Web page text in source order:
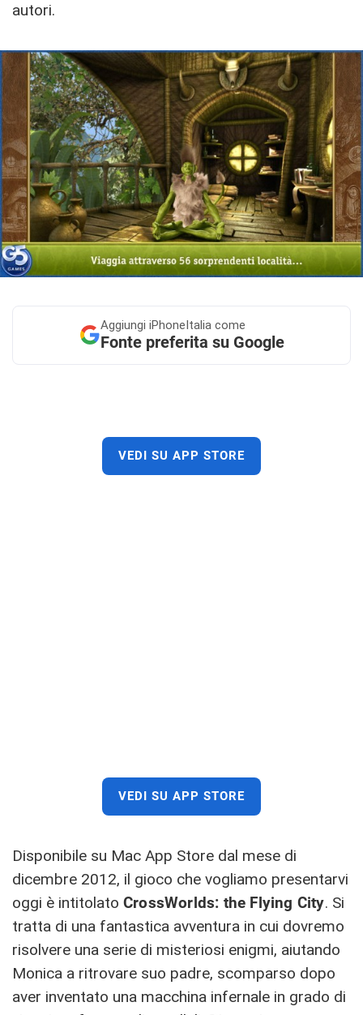
autori.
Aggiungi iPhoneItalia come
Fonte preferita su Google
VEDI SU APP STORE
VEDI SU APP STORE
Disponibile su Mac App Store dal mese di
dicembre 2012, il gioco che vogliamo presentarvi
oggi è intitolato CrossWorlds: the Flying City. Si
tratta di una fantastica avventura in cui dovremo
risolvere una serie di misteriosi enigmi, aiutando
Monica a ritrovare suo padre, scomparso dopo
aver inventato una macchina infernale in grado di